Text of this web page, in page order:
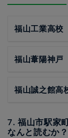
福山工業高校
福山葦陽神戸
福山誠之館高
7. 福山市駅家
なんと読むか？